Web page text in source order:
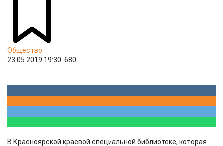
Общество
23.05.2019 19:30 680
В Красноярской краевой специальной библиотеке, которая